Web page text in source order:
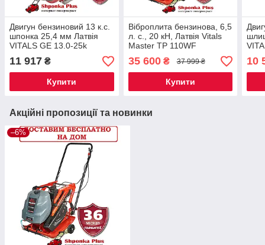
Двигун бензиновий 13 к.с.
шпонка 25,4 мм Латвія
VITALS GE 13.0-25k
11 917 ₴
Купити
Віброплита бензинова, 6,5
л. с., 20 кН, Латвія Vitals
Master TP 110WF
35 600₴ 37 999 ₴
Купити
10
Акційні пропозиції та новинки
–6%